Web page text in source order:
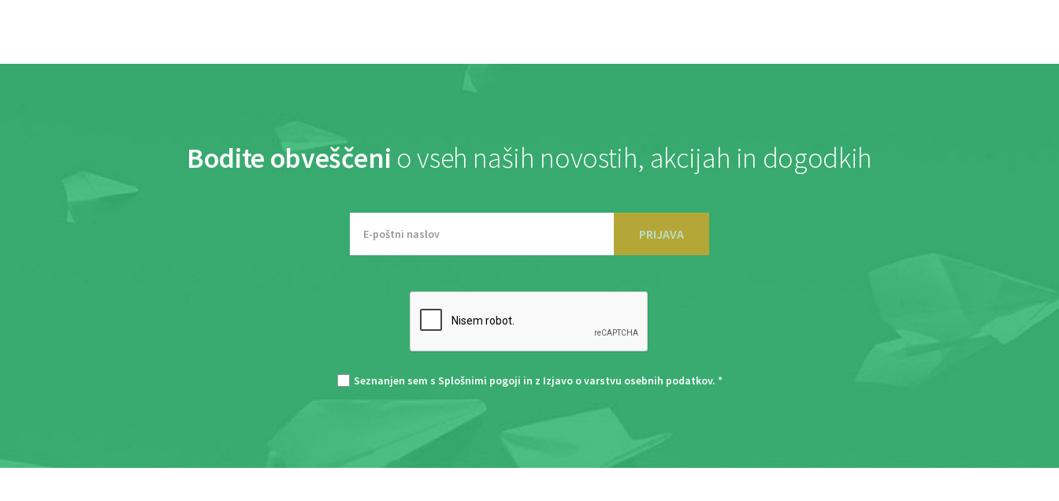
Bodite obveščeni o vseh naših novostih, akcijah in dogodkih
PRIJAVA
Seznanjen sem s Splošnimi pogoji in z Izjavo o varstvu osebnih podatkov. *